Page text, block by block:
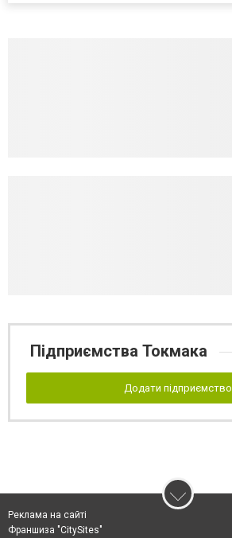
Підприємства Токмака
Додати підприємство
Реклама на сайті
Франшиза "CitySites"